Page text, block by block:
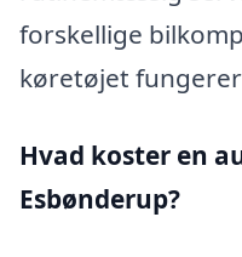
forskellige
køretøjet
Hvad koster en
Esbønderup?